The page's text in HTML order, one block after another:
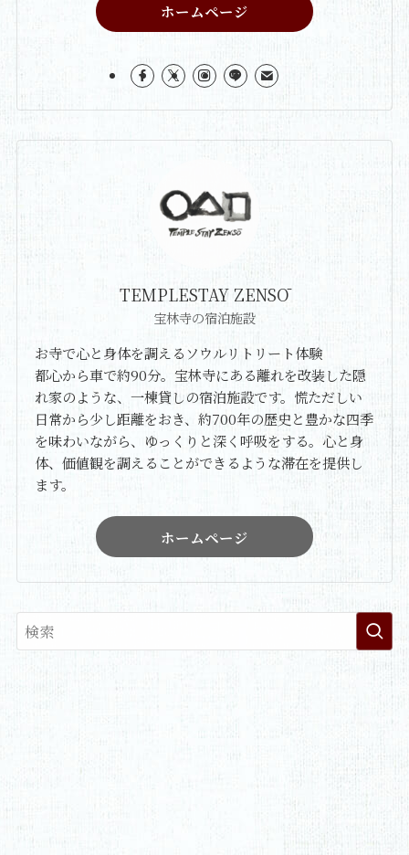
ホームページ
TEMPLESTAY ZENSŌ
宝林寺の宿泊施設
お寺で心と身体を調えるソウルリトリート体験
都心から車で約90分。宝林寺にある離れを改装した隠
れ家のような、一棟貸しの宿泊施設です。慌ただしい
日常から少し距離をおき、約700年の歴史と豊かな四季
を味わいながら、ゆっくりと深く呼吸をする。心と身
体、価値観を調えることができるような滞在を提供し
ます。
ホームページ